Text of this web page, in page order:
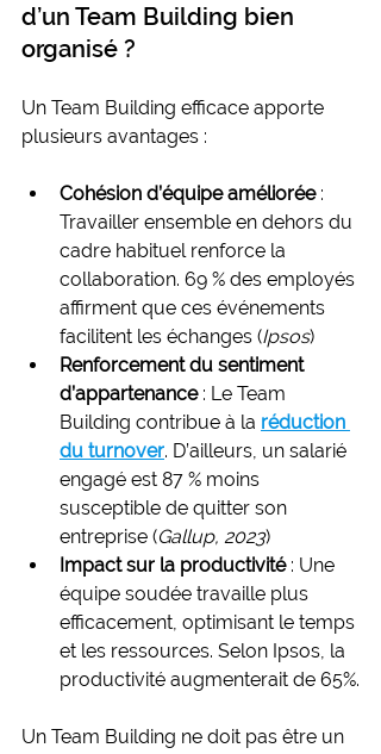
d’un Team Building bien
organisé ?
Un Team Building efficace apporte
plusieurs avantages :
Cohésion d’équipe améliorée :
Travailler ensemble en dehors du
cadre habituel renforce la
collaboration. 69 % des employés
affirment que ces événements
facilitent les échanges (Ipsos)
Renforcement du sentiment
d’appartenance : Le Team
Building contribue à la réduction
du turnover. D’ailleurs, un salarié
engagé est 87 % moins
susceptible de quitter son
entreprise (Gallup, 2023)
Impact sur la productivité : Une
équipe soudée travaille plus
efficacement, optimisant le temps
et les ressources. Selon Ipsos, la
productivité augmenterait de 65%.
Un Team Building ne doit pas être un